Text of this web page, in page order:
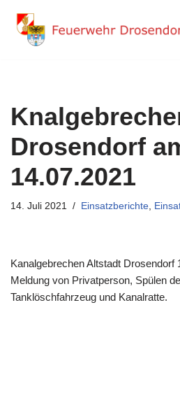
Zum
Drosendorf
14.07.2021
14. Juli 2021 Einsatzberichte,
Kanalgebrechen Altstadt Drosendorf
Meldung von Privatperson, Spülen
Tanklöschfahrzeug und Kanalratte.